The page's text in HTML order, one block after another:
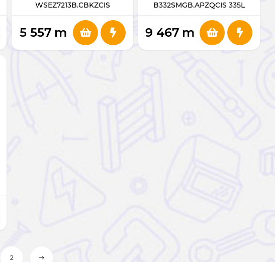
WSEZ7213B.CBKZCIS
5 557 m
B332SMGB.APZQCIS 335L
9 467 m
2